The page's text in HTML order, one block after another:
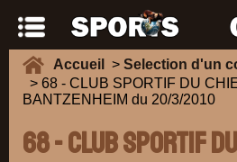
Accueil > Selection d'un
> 68 - CLUB SPORTIF DU
BANTZENHEIM du 20/3/2010
68 - CLUB SPORTIF